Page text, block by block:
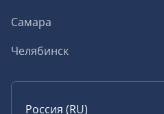
Самара
Челябинск
Россия (RU)